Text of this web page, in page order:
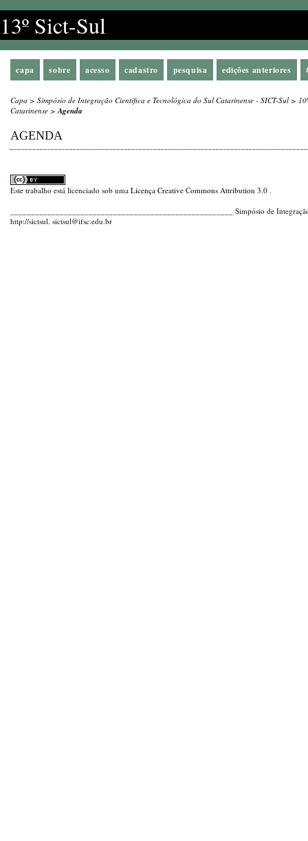
13º Sict-Sul
capa sobre acesso cadastro pesquisa edições anteriores
Capa > Simpósio de Integração Científica e Tecnológica do Sul Catarinense - SICT-Sul >
Catarinense >Agenda
AGENDA
Este trabalho está licenciado sob uma Licença Creative Commons Attribution 3.0 .
______________________________________________________ Simpósio de
http://sictsul. sictsul@ifsc.edu.br